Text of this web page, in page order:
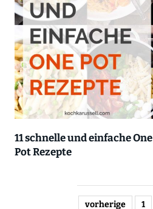
11 schnelle und einfache One
Pot Rezepte
vorherige 1